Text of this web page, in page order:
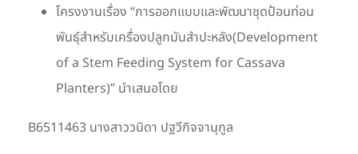
โครงงานเรื่อง “การออกแบบและพัฒนาชุดป้อนท่อน
พันธุ์สำหรับเครื่องปลูกมันสำปะหลัง(Development
of a Stem Feeding System for Cassava
Planters)” นำเสนอโดย
B6511463 นางสาววนิดา ปฐวีกิจจานุกูล